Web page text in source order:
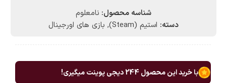
شناسه محصول: نامعلوم
دسته: استیم (Steam) , بازی های اورجینال
با خرید این محصول244دیجی پوینت میگیری!